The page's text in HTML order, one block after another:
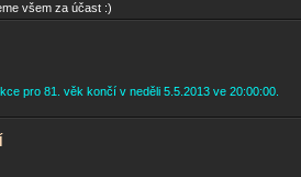
všem za účast :)
pro 81. věk končí v neděli 5.5.2013 ve 20:00:00.